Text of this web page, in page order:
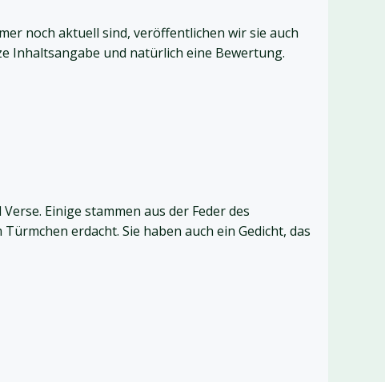
noch aktuell sind, veröffentlichen wir sie auch
Inhaltsangabe und natürlich eine Bewertung.
Einige stammen aus der Feder des
erdacht. Sie haben auch ein Gedicht, das